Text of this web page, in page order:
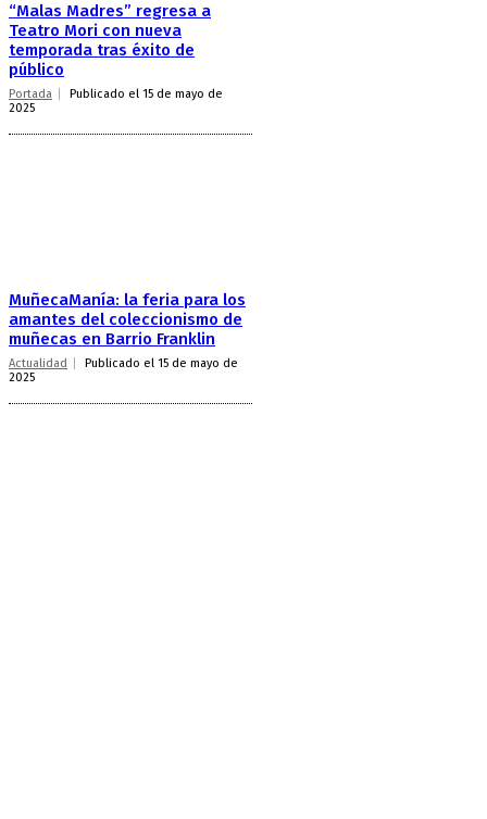
“Malas Madres” regresa a
Teatro Mori con nueva
temporada tras éxito de
público
Portada
Publicado el 15 de mayo de
2025
MuñecaManía: la feria para los
amantes del coleccionismo de
muñecas en Barrio Franklin
Actualidad
Publicado el 15 de mayo de
2025